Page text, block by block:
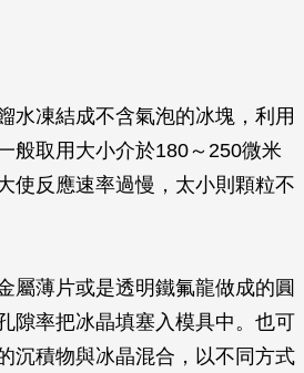
水凍結成不含氣泡的冰塊，利用
般取用大小介於180～250微米
使反應速率過慢，太小則顆粒不
屬薄片或是透明鐵氟龍做成的圓
隙率把冰晶填塞入模具中。也可
沉積物與冰晶混合，以不同方式